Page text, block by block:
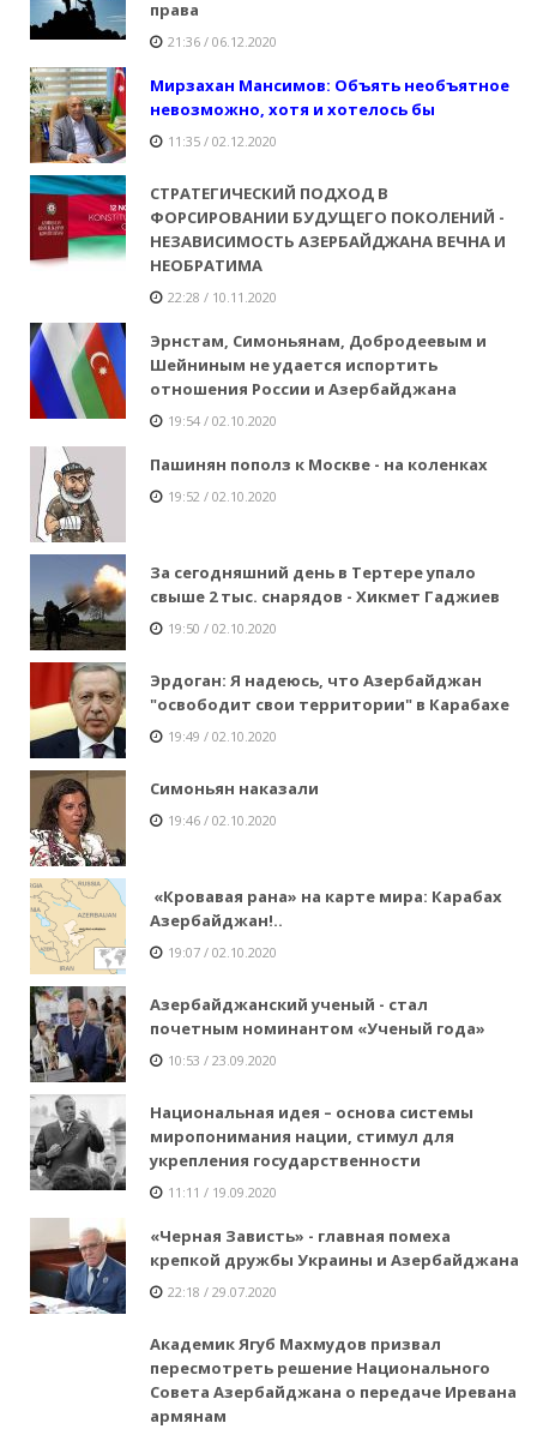
права
21:36 / 06.12.2020
Мирзахан Мансимов: Объять необъятное
невозможно, хотя и хотелось бы
11:35 / 02.12.2020
СТРАТЕГИЧЕСКИЙ ПОДХОД В
ФОРСИРОВАНИИ БУДУЩЕГО ПОКОЛЕНИЙ -
НЕЗАВИСИМОСТЬ АЗЕРБАЙДЖАНА ВЕЧНА И
НЕОБРАТИМА
22:28 / 10.11.2020
Эрнстам, Симоньянам, Добродеевым и
Шейниным не удается испортить
отношения России и Азербайджана
19:54 / 02.10.2020
Пашинян пополз к Москве - на коленках
19:52 / 02.10.2020
За сегодняшний день в Тертере упало
свыше 2 тыс. снарядов - Хикмет Гаджиев
19:50 / 02.10.2020
Эрдоган: Я надеюсь, что Азербайджан
"освободит свои территории" в Карабахе
19:49 / 02.10.2020
Симоньян наказали
19:46 / 02.10.2020
«Кровавая рана» на карте мира: Карабах
Азербайджан!..
19:07 / 02.10.2020
Азербайджанский ученый - стал
почетным номинантом «Ученый года»
10:53 / 23.09.2020
Национальная идея – основа системы
миропонимания нации, стимул для
укрепления государственности
11:11 / 19.09.2020
«Черная Зависть» - главная помеха
крепкой дружбы Украины и Азербайджана
22:18 / 29.07.2020
Академик Ягуб Махмудов призвал
пересмотреть решение Национального
Совета Азербайджана о передаче Иревана
армянам